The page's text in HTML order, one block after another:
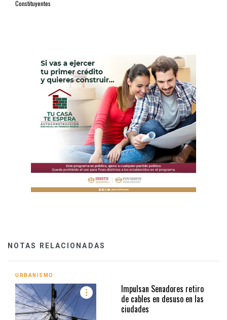
Constituyentes
NOTAS RELACIONADAS
URBANISMO
Impulsan Senadores retiro
de cables en desuso en las
ciudades